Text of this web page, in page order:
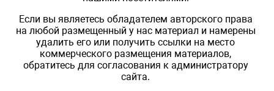
Если вы являетесь обладателем авторского права
на любой размещенный у нас материал и намерены
удалить его или получить ссылки на место
коммерческого размещения материалов,
обратитесь для согласования к администратору
сайта.